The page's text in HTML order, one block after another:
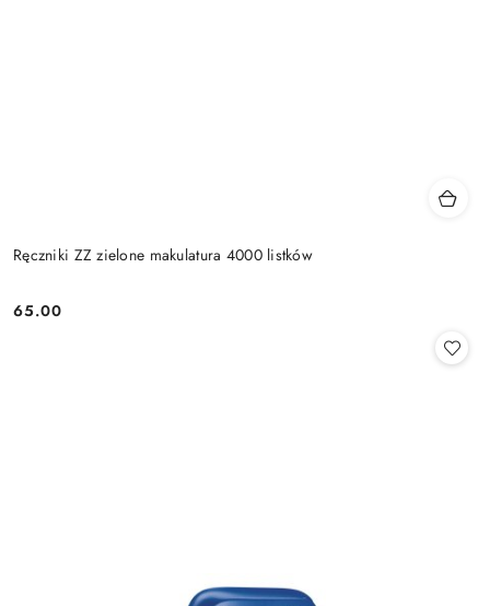
Ręczniki ZZ zielone makulatura 4000 listków
Cena:
65.00